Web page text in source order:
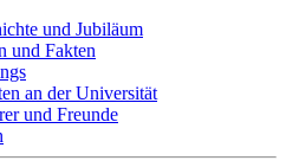
und Jubiläum
und Fakten
an der Universität
und Freunde